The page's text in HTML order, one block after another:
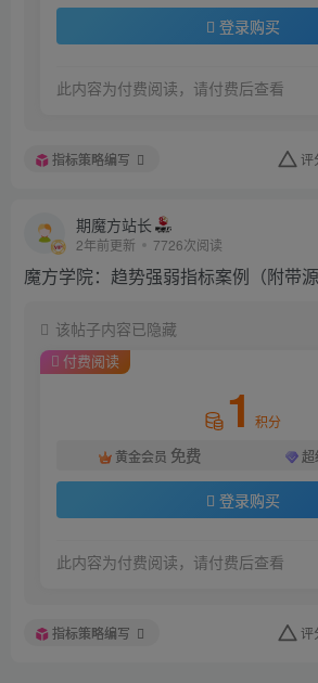
登录购买
此内容为付费阅读，请付费后查看
指标策略编写 评
期魔方站长
2年前更新 7726次阅读
魔方学院：趋势强弱指标案例（附带源
该帖子内容已隐藏
付费阅读
1 积分
黄金会员 免费 超
登录购买
此内容为付费阅读，请付费后查看
指标策略编写 评